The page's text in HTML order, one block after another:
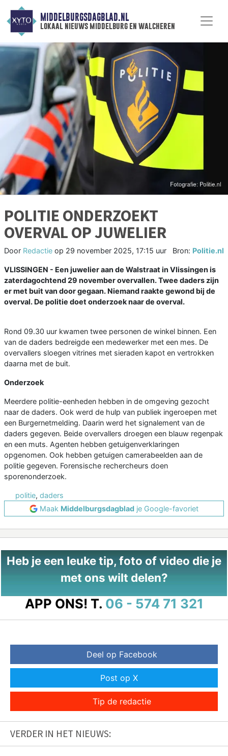
MIDDELBURGSDAGBLAD.NL
lokaal nieuws middelburg en walcheren
POLITIE ONDERZOEKT
OVERVAL OP JUWELIER
Door Redactie op 29 november 2025, 17:15 uur Bron: Politie.nl
VLISSINGEN - Een juwelier aan de Walstraat in Vlissingen is
zaterdagochtend 29 november overvallen. Twee daders zijn
er met buit van door gegaan. Niemand raakte gewond bij de
overval. De politie doet onderzoek naar de overval.
Rond 09.30 uur kwamen twee personen de winkel binnen. Een
van de daders bedreigde een medewerker met een mes. De
overvallers sloegen vitrines met sieraden kapot en vertrokken
daarna met de buit.
Onderzoek
Meerdere politie-eenheden hebben in de omgeving gezocht
naar de daders. Ook werd de hulp van publiek ingeroepen met
een Burgernetmelding. Daarin werd het signalement van de
daders gegeven. Beide overvallers droegen een blauw regenpak
en een muts. Agenten hebben getuigenverklaringen
opgenomen. Ook hebben getuigen camerabeelden aan de
politie gegeven. Forensische rechercheurs doen
sporenonderzoek.
politie, daders
Maak Middelburgsdagblad je Google-favoriet
Heb je een leuke tip, foto of video die je
met ons wilt delen?
APP ONS! T. 06 - 574 71 321
Deel op Facebook
Post op X
Tip de redactie
VERDER IN HET NIEUWS: